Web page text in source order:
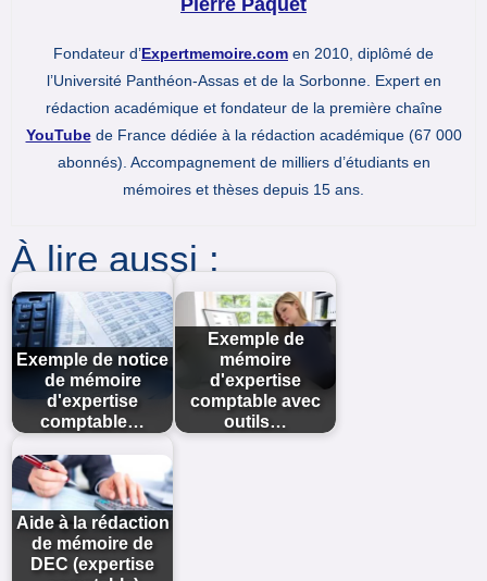
Fondateur d’Expertmemoire.com en 2010, diplômé de
l’Université Panthéon-Assas et de la Sorbonne. Expert en
rédaction académique et fondateur de la première chaîne
YouTubede France dédiée à la rédaction académique (67 000
abonnés). Accompagnement de milliers d’étudiants en
mémoires et thèses depuis 15 ans.
À lire aussi :
Exemple de notice
de mémoire
d'expertise
comptable…
Exemple de
mémoire
d'expertise
comptable avec
outils…
Aide à la rédaction
de mémoire de
DEC (expertise